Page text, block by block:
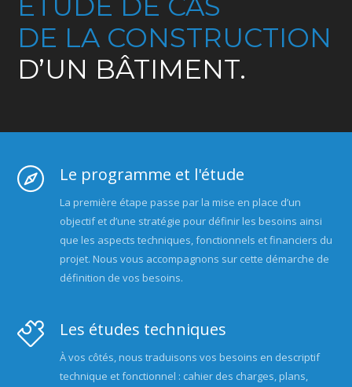
DE LA CONSTRUCTION
D’UN BÂTIMENT.
Le programme et l'étude
La première étape passe par la mise en place d’un
objectif et d’une stratégie pour définir les besoins ainsi
que les aspects techniques, fonctionnels et financiers du
projet. Nous vous accompagnons sur cette démarche de
définition de vos besoins.
Les études techniques
À vos côtés, nous traduisons vos besoins en descriptif
technique et fonctionnel : cahier des charges, plans,